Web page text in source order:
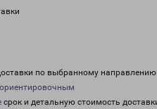
по выбранному направлению:
ориентировочным
срок и детальную стоимость